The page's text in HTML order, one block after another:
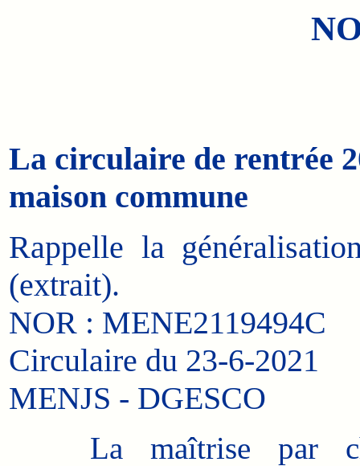
La circulaire de rentrée
maison commune
Rappelle la
(extrait).
NOR : MENE2119494C
Circulaire du 23-6-2021
MENJS - DGESCO
La maîtrise par